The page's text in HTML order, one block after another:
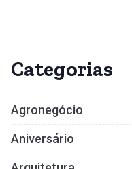
Categorias
Agronegócio
Aniversário